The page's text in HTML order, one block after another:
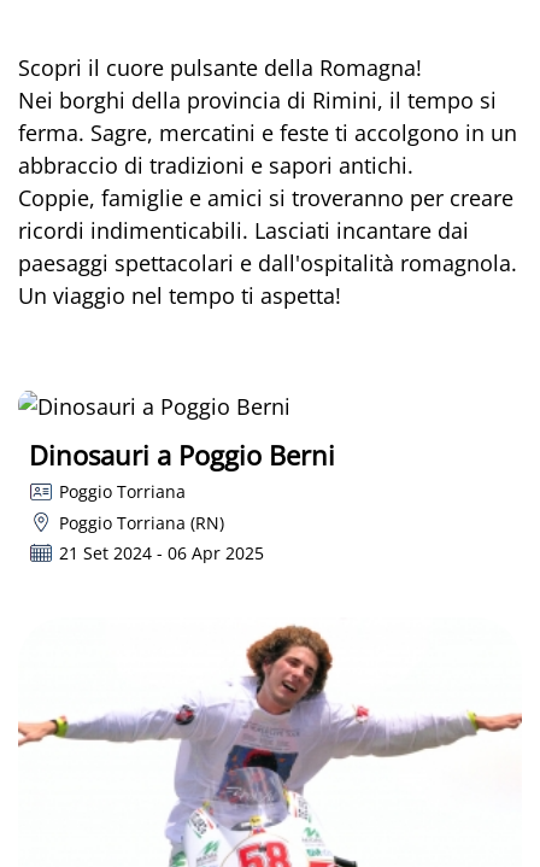
Scopri il cuore pulsante della Romagna!
Nei borghi della provincia di Rimini, il tempo si
ferma. Sagre, mercatini e feste ti accolgono in un
abbraccio di tradizioni e sapori antichi.
Coppie, famiglie e amici si troveranno per creare
ricordi indimenticabili. Lasciati incantare dai
paesaggi spettacolari e dall'ospitalità romagnola.
Un viaggio nel tempo ti aspetta!
Dinosauri a Poggio Berni
Poggio Torriana
Poggio Torriana (RN)
21 Set 2024 - 06 Apr 2025